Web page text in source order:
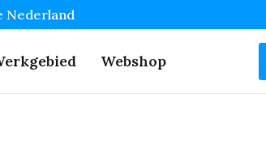
Nederland
Webshop